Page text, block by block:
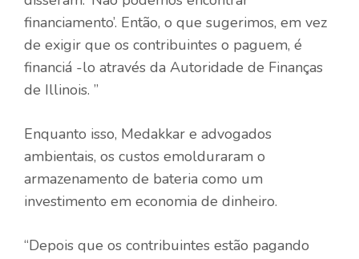
financiamento’. Então, o que sugerimos, em vez
de exigir que os contribuintes o paguem, é
financiá -lo através da Autoridade de Finanças
de Illinois. ”
Enquanto isso, Medakkar e advogados
ambientais, os custos emolduraram o
armazenamento de bateria como um
investimento em economia de dinheiro.
“Depois que os contribuintes estão pagando